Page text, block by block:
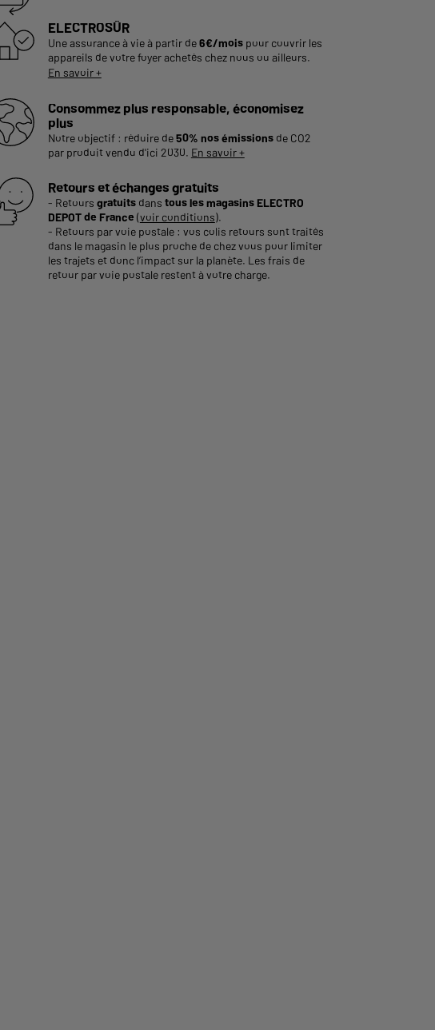
ELECTROSÛR
Une assurance à vie à partir de6€/moispour couvrir les
appareils de votre foyer achetés chez nous ou ailleurs.
En savoir +
Consommez plus responsable, économisez
plus
Notre objectif : réduire de50% nos émissionsde CO2
par produit vendu d'ici 2030. En savoir +
Retours et échanges gratuits
- Retours gratuitsdans tous les magasins ELECTRO
DEPOT de France (voir conditions).
- Retours par voie postale : vos colis retours sont traités
dans le magasin le plus proche de chez vous pour limiter
les trajets et donc l’impact sur la planète. Les frais de
retour par voie postale restent à votre charge.